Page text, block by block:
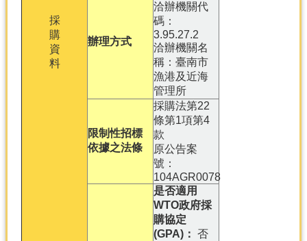
採
購
資
料
辦理方式
洽辦機關代
碼：
3.95.27.2
洽辦機關名
稱：臺南市
漁港及近海
管理所
限制性招標
依據之法條
採購法第22
條第1項第4
款
原公告案
號：
104AGR0078
是否適用
WTO政府採
購協定
(GPA)： 否